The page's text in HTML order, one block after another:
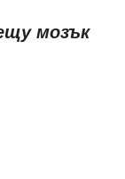
мозък